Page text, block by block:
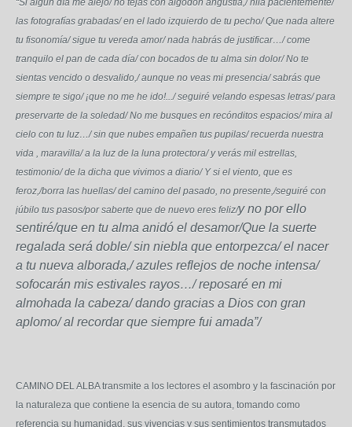
“Si algún día me alejo/ no tejas con algodón angustia,/ hila pacientemente/
las fotografías grabadas/ en el lado izquierdo de tu pecho/ Que nada altere
tu fisonomía/ sigue tu vereda amor/ nada habrás de justificar…/ come
tranquilo el pan de cada día/ con bocados de tu alma sin dolor/ No te
sientas vencido o desvalido,/ aunque no veas mi presencia/ sabrás que
siempre te sigo/ ¡que no me he ido!.../ seguiré velando espesas letras/ para
preservarte de la soledad/ No me busques en recónditos espacios/ mira al
cielo con tu luz…/ sin que nubes empañen tus pupilas/ recuerda nuestra
vida , maravilla/ a la luz de la luna protectora/ y verás mil estrellas,
testimonio/ de la dicha que vivimos a diario/ Y si el viento, que es
feroz,/borra las huellas/ del camino del pasado, no presente,/seguiré con
júbilo tus pasos/por saberte que de nuevo eres feliz/y no por ello
sentiré/que en tu alma anidó el desamor/Que la suerte
regalada será doble/ sin niebla que entorpezca/ el nacer
a tu nueva alborada,/ azules reflejos de noche intensa/
sofocarán mis estivales rayos…/ reposaré en mi
almohada la cabeza/ dando gracias a Dios con gran
aplomo/ al recordar que siempre fui amada”/
CAMINO DEL ALBA transmite a los lectores el asombro y la fascinación por
la naturaleza que contiene la esencia de su autora, tomando como
referencia su humanidad, sus vivencias y sus sentimientos transmutados